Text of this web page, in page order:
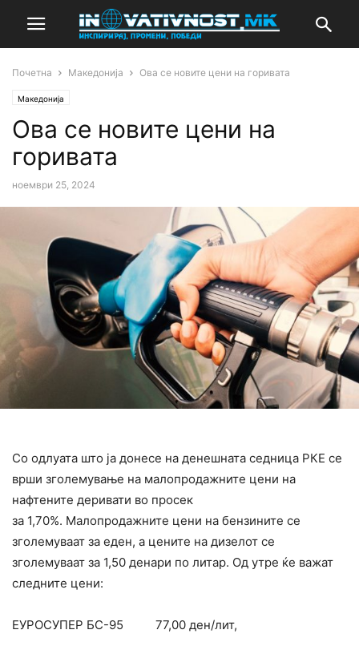
Почетна Македонија Oва се новите цени на горивата
Македонија
Oва се новите цени на
горивата
ноември 25, 2024
Со одлуата што ја донесе на денешната седница РКЕ се
врши зголемување на малопродажните цени на
нафтените деривати во просек
за 1,70%. Малопродажните цени на бензините се
зголемуваат за еден, а цените на дизелот се
зголемуваат за 1,50 денари по литар. Од утре ќе важат
следните цени:
ЕУРОСУПЕР БС-95 77,00 ден/лит,